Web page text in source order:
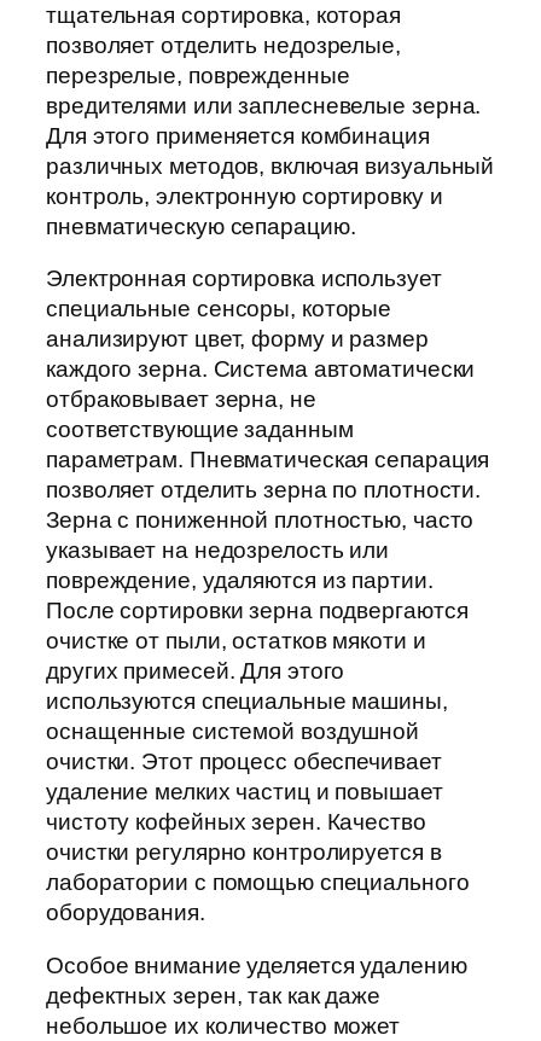
тщательная сортировка, которая
позволяет отделить недозрелые,
перезрелые, поврежденные
вредителями или заплесневелые зерна.
Для этого применяется комбинация
различных методов, включая визуальный
контроль, электронную сортировку и
пневматическую сепарацию.
Электронная сортировка использует
специальные сенсоры, которые
анализируют цвет, форму и размер
каждого зерна. Система автоматически
отбраковывает зерна, не
соответствующие заданным
параметрам. Пневматическая сепарация
позволяет отделить зерна по плотности.
Зерна с пониженной плотностью, часто
указывает на недозрелость или
повреждение, удаляются из партии.
После сортировки зерна подвергаются
очистке от пыли, остатков мякоти и
других примесей. Для этого
используются специальные машины,
оснащенные системой воздушной
очистки. Этот процесс обеспечивает
удаление мелких частиц и повышает
чистоту кофейных зерен. Качество
очистки регулярно контролируется в
лаборатории с помощью специального
оборудования.
Особое внимание уделяется удалению
дефектных зерен, так как даже
небольшое их количество может